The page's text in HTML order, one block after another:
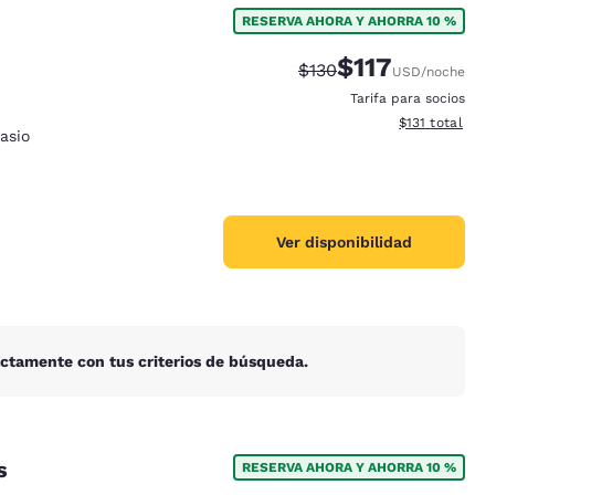
RESERVA AHORA Y AHORRA 10 %
Precio tachado:
$130Precio con descuento:
$117USD/noche
Tarifa para socios
Ver detalles del total
$131 total
Ver disponibilidad
con tus criterios de búsqueda.
RESERVA AHORA Y AHORRA 10 %